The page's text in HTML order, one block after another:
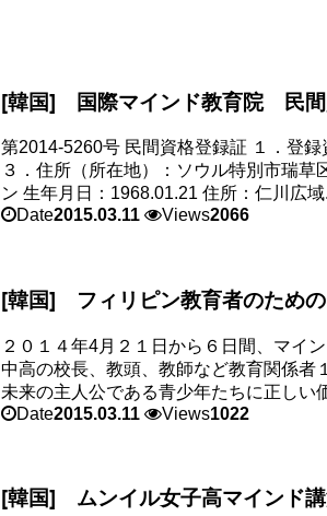
[韓国] 国際マインド教育院 民間
第2014-5260号 民間資格登録証 １．登
３．住所（所在地）：ソウル特別市瑞
ン 生年月日：1968.01.21 住所：仁川広域
Date2015.03.11 Views2066
[韓国] フィリピン教育者のため
２０１４年4月２１日から６日間、マイ
中高の校長、教頭、教師など教育関係者
未来の主人公である青少年たちに正しい
Date2015.03.11 Views1022
[韓国] ムンイル女子高マインド